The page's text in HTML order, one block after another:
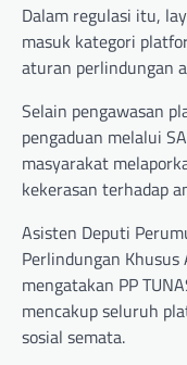
Dalam regulasi itu,
masuk kategori
aturan perlindungan
Selain pengawasan
pengaduan melalui
masyarakat
kekerasan terhadap
Asisten Deputi
Perlindungan Khusus
mengatakan PP
mencakup seluruh
sosial semata.